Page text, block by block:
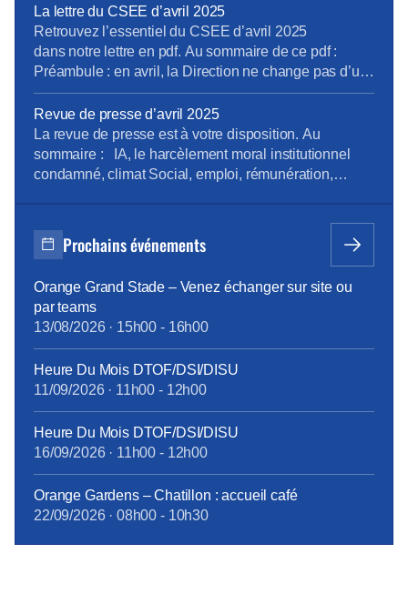
sentent oubliés. Sébastien Crozier, président national
de la CFE-CGC Orange est dans l’Hérault ce
vendredi pour rencontrer les 1.500 salariés qui
travaillent à Montpellier. […]
La lettre du CSEE d’avril 2025
Retrouvez l’essentiel du CSEE d’avril 2025
dans notre lettre en pdf. Au sommaire de ce pdf :
Préambule : en avril, la Direction ne change pas d’un
fil. La tension en 2500 pages (enquête du CNPS) Les
médecins alertent …Encore ! (rapport des médecins
du travail) A Caen, un inventaire à la Prévert Atalante
: où sont les […]
Revue de presse d’avril 2025
La revue de presse est à votre disposition. Au
sommaire : IA, le harcèlement moral institutionnel
condamné, climat Social, emploi, rémunération,
s’abonner Vous pouvez lire les articles au fil de leur
publication en rubrique Revue de presse, mais aussi
Prochains événements
Orange Grand Stade – Venez échanger sur site ou
par teams
13/08/2026· 15h00 - 16h00
Heure Du Mois DTOF/DSI/DISU
11/09/2026· 11h00 - 12h00
Heure Du Mois DTOF/DSI/DISU
16/09/2026· 11h00 - 12h00
Orange Gardens – Chatillon : accueil café
22/09/2026· 08h00 - 10h30